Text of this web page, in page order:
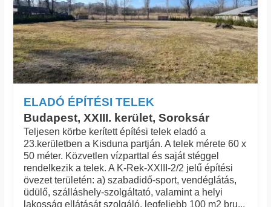
ELADÓ ÉPÍTÉSI TELEK
Budapest, XXIII. kerület, Soroksár
Teljesen körbe kerített építési telek eladó a
23.kerületben a Kisduna partján. A telek mérete 60 x
50 méter. Közvetlen vízparttal és saját stéggel
rendelkezik a telek. A K-Rek-XXIII-2/2 jelű építési
övezet területén: a) szabadidő-sport, vendéglátás,
üdülő, szálláshely-szolgáltató, valamint a helyi
lakosság ellátását szolgáló, legfeljebb 100 m2 bru...